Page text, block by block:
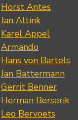
Horst Antes
Jan Altink
Karel Appel
Armando
Hans von Bartels
Jan Battermann
Gerrit Benner
Herman Berserik
Leo Bervoets